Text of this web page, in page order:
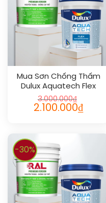
Mua Sơn Chống Thấm
Dulux Aquatech Flex
3.000.000₫
2.100.000₫
-30%